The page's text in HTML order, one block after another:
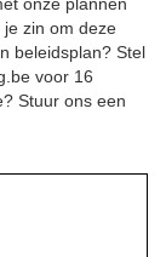
zin om deze
beleidsplan? Stel
voor 16
Stuur ons een